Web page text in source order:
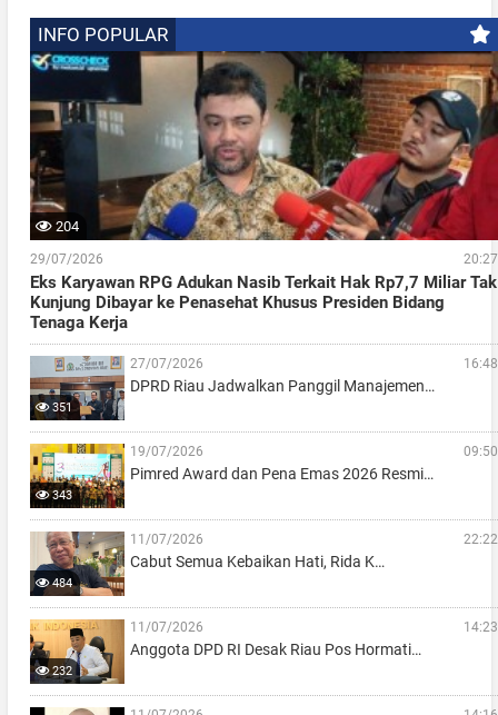
INFO POPULAR
204
29/07/2026 20:27
Eks Karyawan RPG Adukan Nasib Terkait Hak Rp7,7 Miliar Tak
Kunjung Dibayar ke Penasehat Khusus Presiden Bidang
Tenaga Kerja
351
27/07/2026 16:48
DPRD Riau Jadwalkan Panggil Manajemen…
343
19/07/2026 09:50
Pimred Award dan Pena Emas 2026 Resmi…
484
11/07/2026 22:22
Cabut Semua Kebaikan Hati, Rida K…
232
11/07/2026 14:23
Anggota DPD RI Desak Riau Pos Hormati…